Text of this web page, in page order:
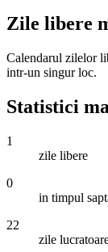
Zile libere
Calendarul zilelor
intr-un singur loc.
Statistici
1
zile libere
0
in timpul
22
zile